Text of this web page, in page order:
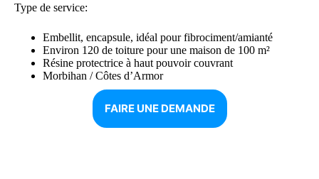
Type de service:
Embellit, encapsule, idéal pour fibrociment/amianté
Environ 120 de toiture pour une maison de 100 m²
Résine protectrice à haut pouvoir couvrant
Morbihan / Côtes d’Armor
FAIRE UNE DEMANDE